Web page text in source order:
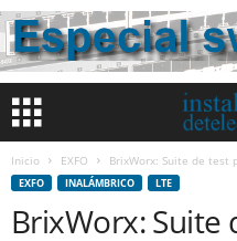
Inicio EXFO BrixWorx: Suite de test
EXFO INALÁMBRICO LTE
BrixWorx: Suite